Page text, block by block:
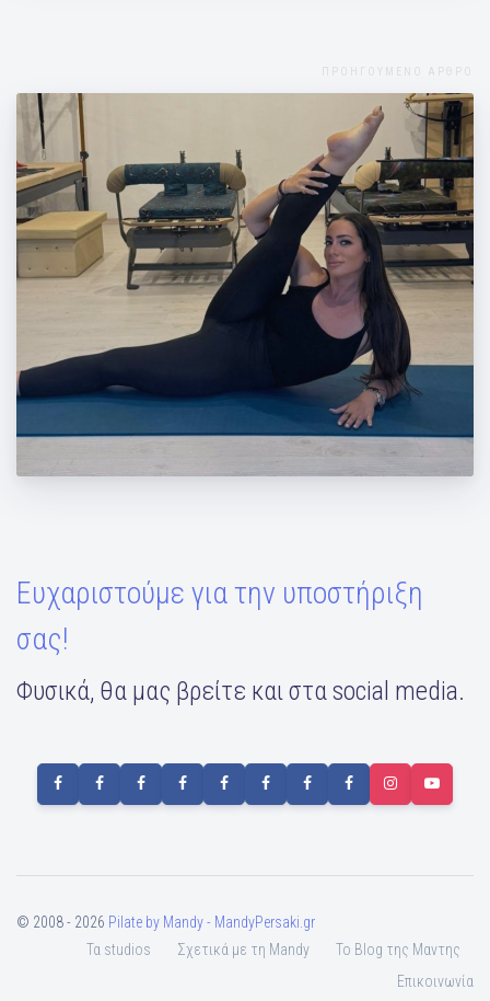
ΠΡΟΗΓΟΥΜΕΝΟ ΑΡΘΡΟ
Ασκήσεις Ενδυνάμωσης Μυών του Ισχίου
Ευχαριστούμε για την υποστήριξη
σας!
Φυσικά, θα μας βρείτε και στα social media.
© 2008 - 2026 Pilate by Mandy - MandyPersaki.gr
Τα studios
Σχετικά με τη Mandy
To Blog της Μαντης
Επικοινωνία